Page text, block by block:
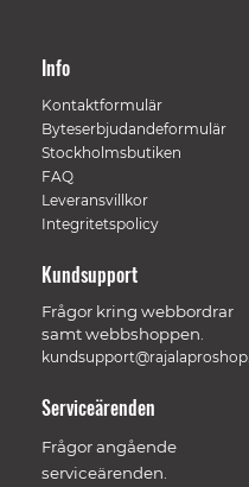
Info
Kontaktformulär
Byteserbjudandeformulär
Stockholmsbutiken
FAQ
Leveransvillkor
Integritetspolicy
Kundsupport
Frågor kring webbordrar
samt webbshoppen.
Serviceärenden
Frågor angående
serviceärenden.